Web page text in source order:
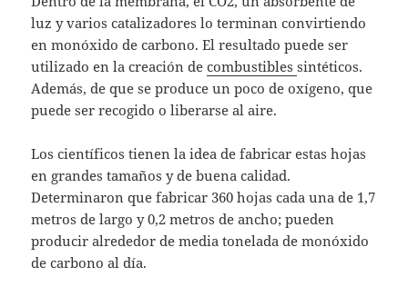
luz y varios catalizadores lo terminan convirtiendo
en monóxido de carbono. El resultado puede ser
utilizado en la creación decombustiblessintéticos.
Además, de que se produce un poco de oxígeno, que
puede ser recogido o liberarse al aire.
Los científicos tienen la idea de fabricar estas hojas
en grandes tamaños y de buena calidad.
Determinaron que fabricar 360 hojas cada una de 1,7
metros de largo y 0,2 metros de ancho; pueden
producir alrededor de media tonelada de monóxido
de carbono al día.